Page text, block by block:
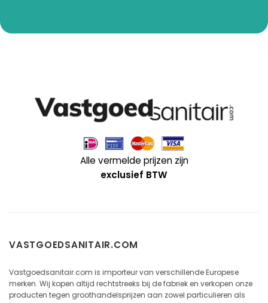
Alle vermelde prijzen zijn
exclusief BTW
VASTGOEDSANITAIR.COM
Vastgoedsanitair.com is importeur van verschillende Europese
merken. Wij kopen altijd rechtstreeks bij de fabriek en verkopen onze
producten tegen groothandelsprijzen aan zowel particulieren als